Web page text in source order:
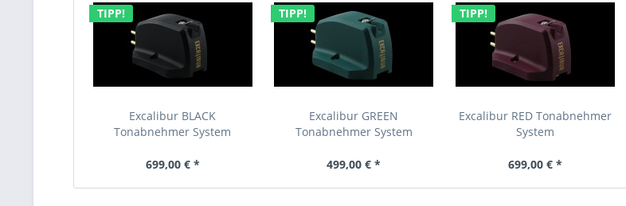
TIPP!
Excalibur BLACK
Tonabnehmer System
699,00 € *
TIPP!
Excalibur GREEN
Tonabnehmer System
499,00 € *
TIPP!
Excalibur RED Tonabnehmer
System
699,00 € *